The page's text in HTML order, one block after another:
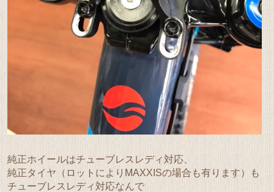
純正ホイールはチューブレスレディ対応、
純正タイヤ（ロットによりMAXXISの場合も有ります）も
チューブレスレディ対応なんで